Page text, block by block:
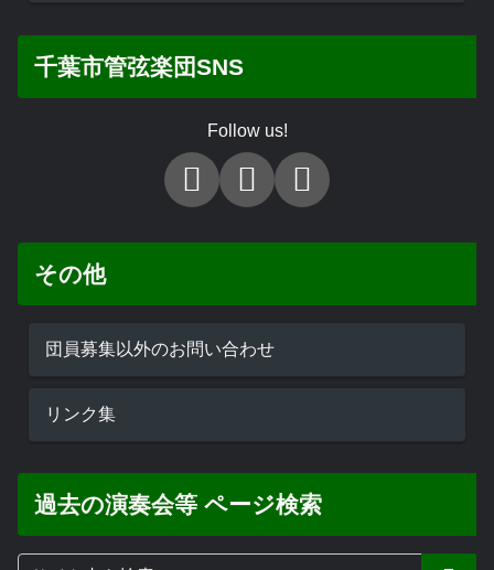
千葉市管弦楽団SNS
Follow us!
その他
団員募集以外のお問い合わせ
リンク集
過去の演奏会等 ページ検索